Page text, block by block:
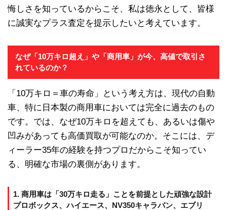
悔しさを知っているからこそ、私は徳永として、皆様
に誠実なプラス査定を提示したいと考えています。
なぜ「10万キロ超え」や「商用車」が今、高値で取引さ
れているのか？
「10万キロ＝車の寿命」という考え方は、現代の自動
車、特に日本製の商用車においては完全に過去のもの
です。では、なぜ10万キロを超えても、あるいは傷や
凹みがあっても高価買取が可能なのか。そこには、デ
ィーラー35年の経験を持つプロだからこそ知ってい
る、明確な市場の裏側があります。
1. 商用車は「30万キロ走る」ことを前提とした頑強な設計
プロボックス、ハイエース、NV350キャラバン、エブリ